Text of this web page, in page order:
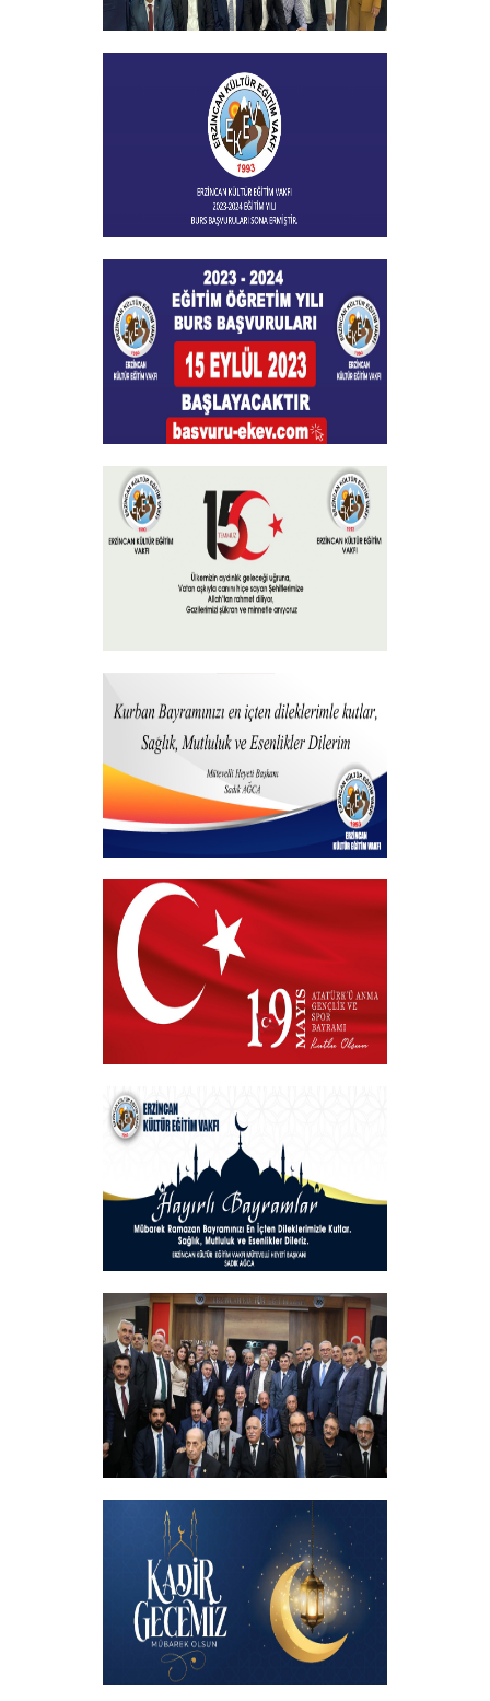
Vakfımızın 2023-2024 Yılı Burs
Toplantısı Yapıldı
+
Burs Başvuları Sona Ermiştir
+
Burs Başvuruları
+
+
Hayırlı Bayramlar
+
VAKIF BAŞKANIMIZDAN 19 MAYIS
MESAJI
+
Hayırlı Bayramlar
+
İftar programında başbakanımızın
katılımıyla hemşehrilerimizle buluştuk
+